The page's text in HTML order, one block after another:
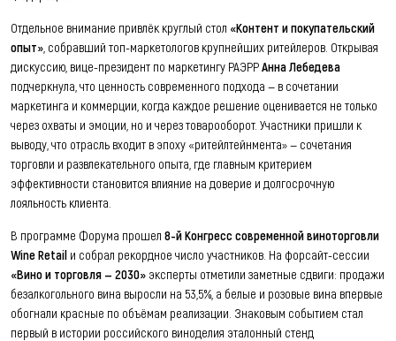
Отдельное внимание привлёк круглый стол «Контент и покупательский
опыт» , собравший топ-маркетологов крупнейших ритейлеров. Открывая
дискуссию, вице-президент по маркетингу РАЭРРАнна Лебедева
подчеркнула, что ценность современного подхода — в сочетании
маркетинга и коммерции, когда каждое решение оценивается не только
через охваты и эмоции, но и через товарооборот. Участники пришли к
выводу, что отрасль входит в эпоху «ритейлтейнмента» — сочетания
торговли и развлекательного опыта, где главным критерием
эффективности становится влияние на доверие и долгосрочную
лояльность клиента.
В программе Форума прошел 8-й Конгресс современной виноторговли
Wine Retail и собрал рекордное число участников. На форсайт-сессии
«Вино и торговля — 2030» эксперты отметили заметные сдвиги: продажи
безалкогольного вина выросли на 53,5%, а белые и розовые вина впервые
обогнали красные по объёмам реализации. Знаковым событием стал
первый в истории российского виноделия эталонный стенд